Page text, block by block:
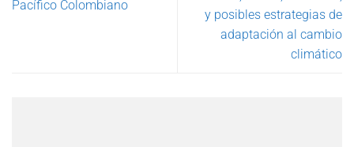
Pacífico Colombiano
y posibles estrategias de
adaptación al cambio
climático